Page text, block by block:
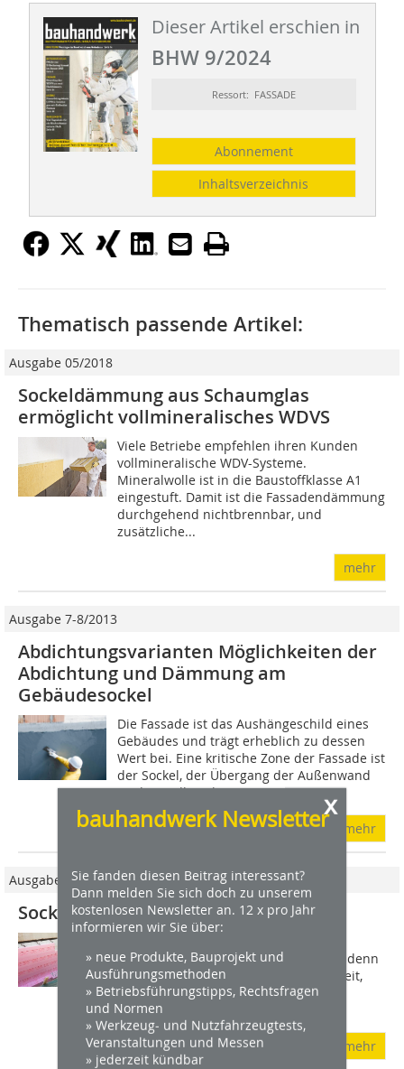
Dieser Artikel erschien in
BHW 9/2024
Ressort: FASSADE
Abonnement
Inhaltsverzeichnis
x
bauhandwerk Newsletter
Sie fanden diesen Beitrag interessant?
Dann melden Sie sich doch zu unserem
kostenlosen Newsletter an. 12 x pro Jahr
informieren wir Sie über:
» neue Produkte, Bauprojekt und
Ausführungsmethoden
» Betriebsführungstipps, Rechtsfragen
und Normen
» Werkzeug- und Nutzfahrzeugtests,
Veranstaltungen und Messen
» jederzeit kündbar
Thematisch passende Artikel:
Ausgabe 05/2018
Sockeldämmung aus Schaumglas
ermöglicht vollmineralisches WDVS
Viele Betriebe empfehlen ihren Kunden
vollmineralische WDV-Systeme.
Mineralwolle ist in die Baustoffklasse A1
eingestuft. Damit ist die Fassadendämmung
durchgehend nichtbrennbar, und
zusätzliche...
mehr
Ausgabe 7-8/2013
Abdichtungsvarianten Möglichkeiten der
Abdichtung und Dämmung am
Gebäudesockel
Die Fassade ist das Aushängeschild eines
Gebäudes und trägt erheblich zu dessen
Wert bei. Eine kritische Zone der Fassade ist
der Sockel, der Übergang der Außenwand
zu den erdberührten...
mehr
Ausgabe 12/2022
Sockel fachgerecht abdichten
haben sich seit Jahr­­zehnten bewährt, denn
sie sind eine wirtschaftliche Möglichkeit,
um auch an der Fassade sehr hohe
Dämmstandards zu realisieren. Die...
mehr